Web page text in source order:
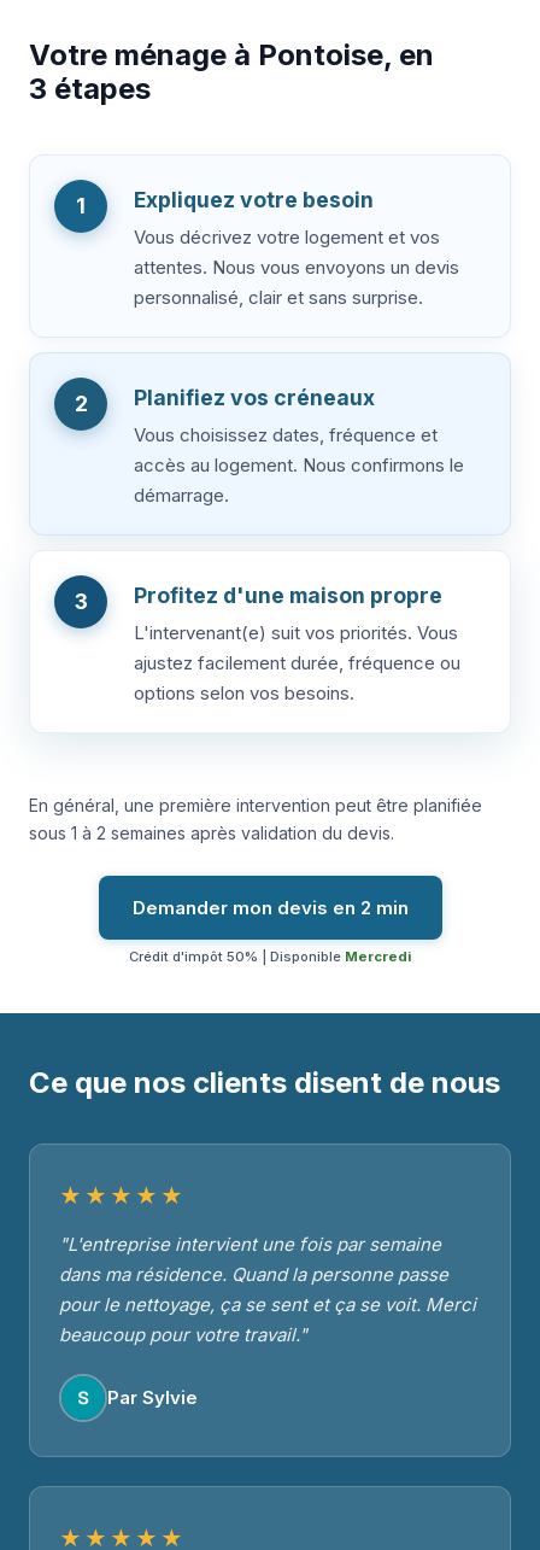
Votre ménage à Pontoise, en
3 étapes
1 Expliquez votre besoin
Vous décrivez votre logement et vos
attentes. Nous vous envoyons un devis
personnalisé, clair et sans surprise.
2 Planifiez vos créneaux
Vous choisissez dates, fréquence et
accès au logement. Nous confirmons le
démarrage.
3 Profitez d'une maison propre
L'intervenant(e) suit vos priorités. Vous
ajustez facilement durée, fréquence ou
options selon vos besoins.
En général, une première intervention peut être planifiée
sous 1 à 2 semaines après validation du devis.
Demander mon devis en 2 min
Crédit d'impôt 50% | Disponible Mercredi
Ce que nos clients disent de nous
★★★★★
"L'entreprise intervient une fois par semaine
dans ma résidence. Quand la personne passe
pour le nettoyage, ça se sent et ça se voit. Merci
beaucoup pour votre travail."
Par Sylvie
★★★★★